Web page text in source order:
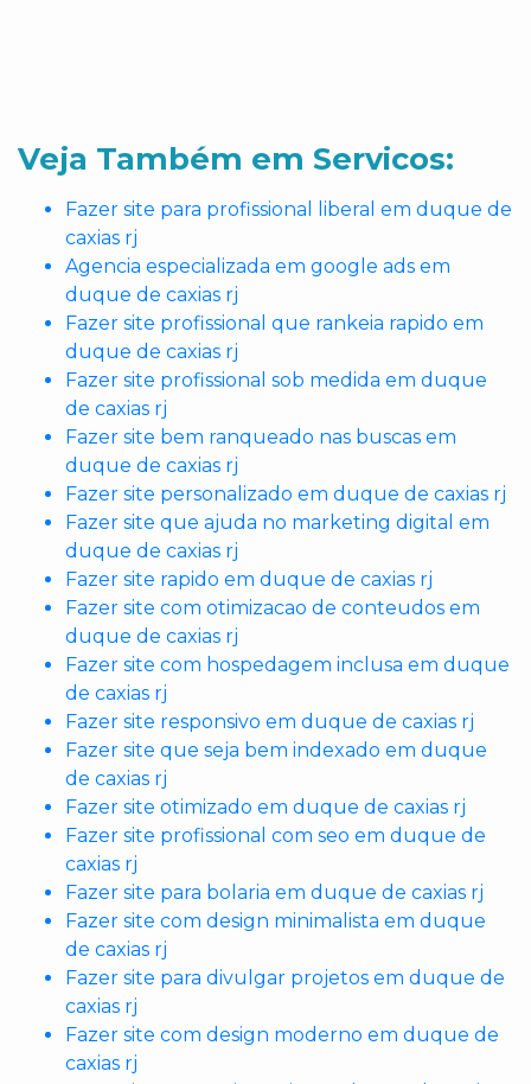
Veja Também em Servicos:
Fazer site para profissional liberal em duque de
caxias rj
Agencia especializada em google ads em
duque de caxias rj
Fazer site profissional que rankeia rapido em
duque de caxias rj
Fazer site profissional sob medida em duque
de caxias rj
Fazer site bem ranqueado nas buscas em
duque de caxias rj
Fazer site personalizado em duque de caxias rj
Fazer site que ajuda no marketing digital em
duque de caxias rj
Fazer site rapido em duque de caxias rj
Fazer site com otimizacao de conteudos em
duque de caxias rj
Fazer site com hospedagem inclusa em duque
de caxias rj
Fazer site responsivo em duque de caxias rj
Fazer site que seja bem indexado em duque
de caxias rj
Fazer site otimizado em duque de caxias rj
Fazer site profissional com seo em duque de
caxias rj
Fazer site para bolaria em duque de caxias rj
Fazer site com design minimalista em duque
de caxias rj
Fazer site para divulgar projetos em duque de
caxias rj
Fazer site com design moderno em duque de
caxias rj